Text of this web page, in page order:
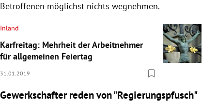
Betroffenen möglichst nichts wegnehmen.
Inland
Karfreitag: Mehrheit der Arbeitnehmer
für allgemeinen Feiertag
31.01.2019
Gewerkschafter reden von "Regierungspfusch"